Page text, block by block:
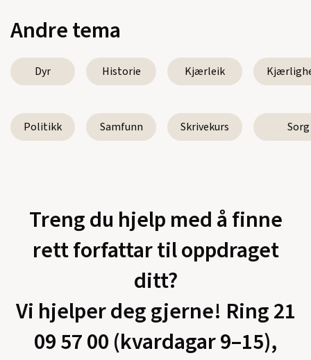
Andre tema
Dyr Historie Kjærleik
Politikk Samfunn Skrivekurs Sorg
Treng du hjelp med å finne
rett forfattar til oppdraget
ditt?
Vi hjelper deg gjerne! Ring 21
09 57 00 (kvardagar 9–15),